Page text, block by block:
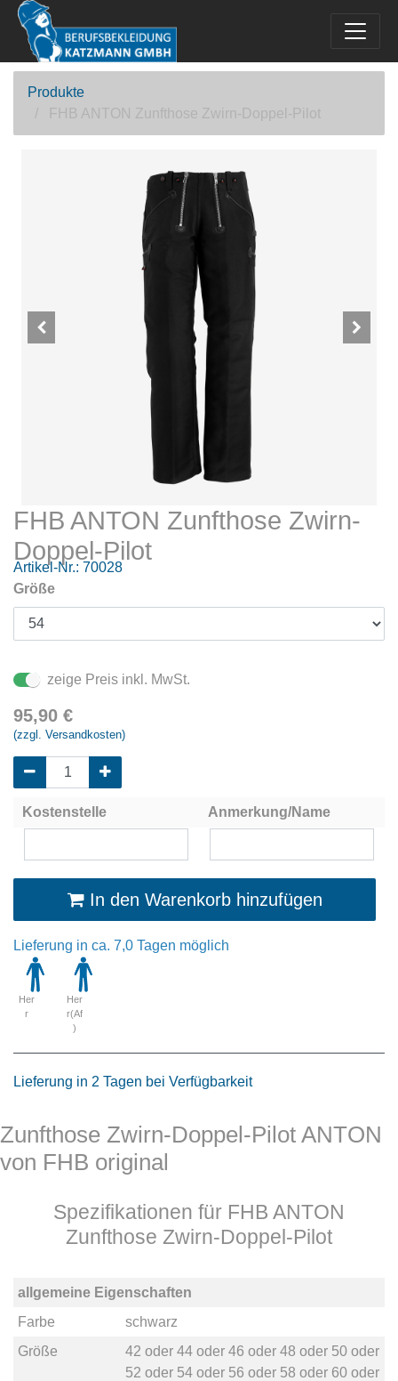
Produkte
FHB ANTON Zunfthose Zwirn-Doppel-Pilot
FHB ANTON Zunfthose Zwirn-
Doppel-Pilot
Artikel-Nr.: 70028
Größe
zeige Preis inkl. MwSt.
95,90 €
(zzgl. Versandkosten)
Kostenstelle Anmerkung/Name
In den Warenkorb hinzufügen
Lieferung in ca. 7,0 Tagen möglich
Her
r
Her
r(Af
)
Lieferung in 2 Tagen bei Verfügbarkeit
Zunfthose Zwirn-Doppel-Pilot ANTON
von FHB original
Spezifikationen für FHB ANTON
Zunfthose Zwirn-Doppel-Pilot
allgemeine Eigenschaften
Farbe
schwarz
Größe
42 oder 44oder 46 oder 48 oder 50oder
52 oder 54oder 56 oder 58 oder 60oder